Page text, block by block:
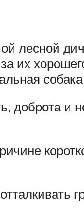
лесной
их
собака.
доброта и